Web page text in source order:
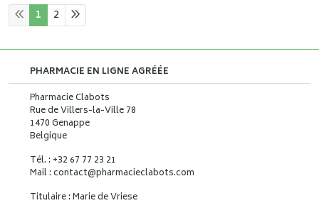
1 2
PHARMACIE EN LIGNE AGRÉÉE
Pharmacie Clabots
Rue de Villers-la-Ville 78
1470 Genappe
Belgique
Tél. : +32 67 77 23 21
Mail : contact@pharmacieclabots.com
Titulaire : Marie de Vriese